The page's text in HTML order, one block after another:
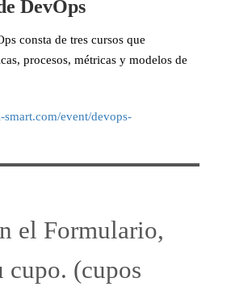
DevOps
consta de tres cursos que
procesos, métricas y modelos de
smart.com/event/devops-
el Formulario,
cupo. (cupos